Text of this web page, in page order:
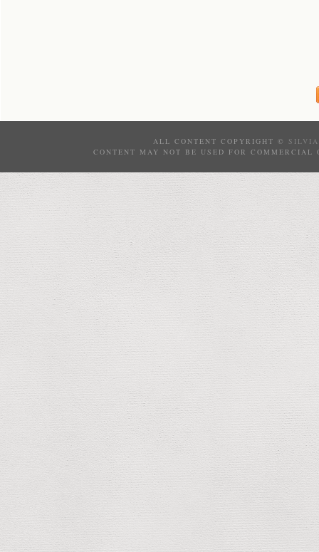
ALL CONTENT COPYRIGHT ©
CONTENT MAY NOT BE USED FOR COMMERCIAL